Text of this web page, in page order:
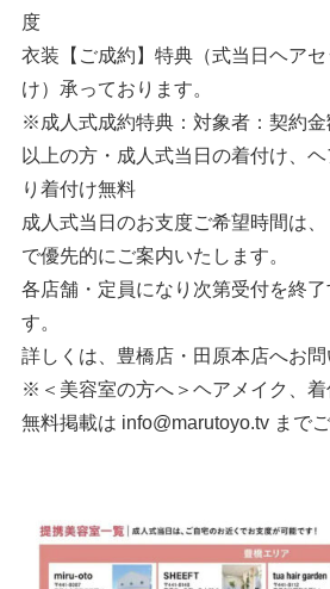
度
衣装【ご成約】特典（式当日ヘア
け）承っております。
※成人式成約特典：対象者：契約金
以上の方・成人式当日の着付け、
り着付け無料
成人式当日のお支度ご希望時間は
で優先的にご案内いたします。
各店舗・定員になり次第受付を終
す。
詳しくは、豊橋店・田原本店へお問
※＜美容室の方へ＞ヘアメイク、
無料掲載は info@marutoyo.tv まで